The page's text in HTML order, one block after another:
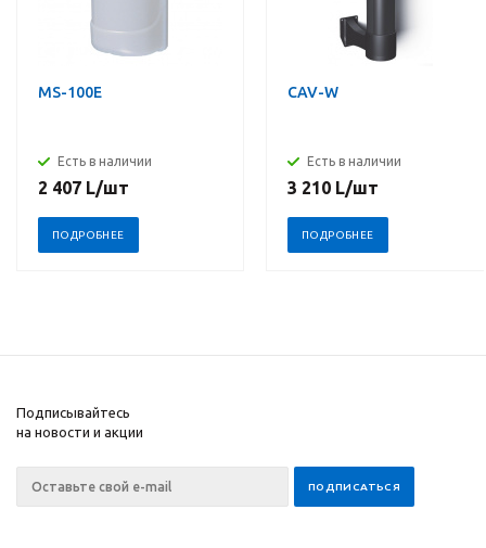
MS-100E
Есть в наличии
2 407 L/шт
ПОДРОБНЕЕ
CAV-W
Есть в наличии
3 210 L/шт
ПОДРОБНЕЕ
Подписывайтесь
на новости и акции